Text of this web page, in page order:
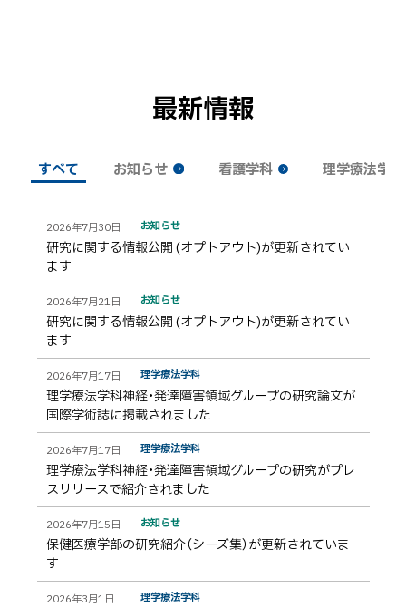
最新情報
すべて お知らせ 看護学科 理学療法学科
す
べ
て
2026年7月30日 お知らせ
研究に関する情報公開 (オプトアウト)が更新されてい
ます
2026年7月21日 お知らせ
研究に関する情報公開 (オプトアウト)が更新されてい
ます
2026年7月17日 理学療法学科
理学療法学科神経・発達障害領域グループの研究論文が
国際学術誌に掲載されました
2026年7月17日 理学療法学科
理学療法学科神経・発達障害領域グループの研究がプレ
スリリースで紹介されました
2026年7月15日 お知らせ
保健医療学部の研究紹介（シーズ集）が更新されていま
す
2026年3月1日 理学療法学科